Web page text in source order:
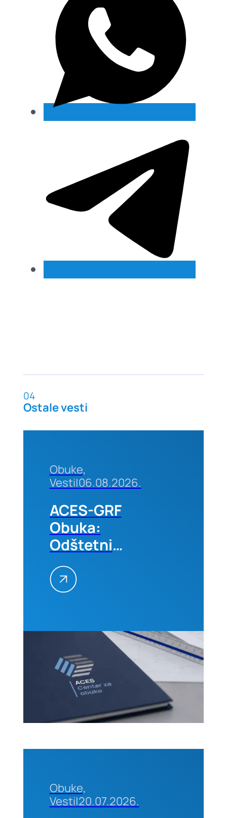
04
Ostale vesti
Obuke,
Vesti|06.08.2026.
ACES-GRF
Obuka:
Odštetni
zahtevi na
građevinskim
projektima
Kvantifikacija
prevencija,
01-02.
septembra
2026. u
Obuke,
Vesti|20.07.2026.